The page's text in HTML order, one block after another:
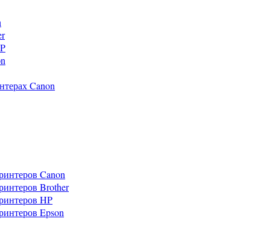
Canon
Canon
Brother
HP
Epson